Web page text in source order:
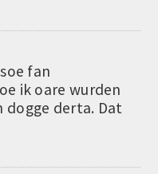
fan
ik oare wurden
dogge derta. Dat